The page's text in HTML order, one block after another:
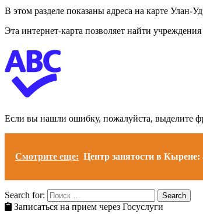
В этом разделе показаны адреса на карте Улан-
Эта интернет-карта позволяет найти
Если вы нашли ошибку, пожалуйста, выделите
Смотрите еще: Центр занятости в Кырене:
Search for: Search
Записаться на прием через Госуслуги